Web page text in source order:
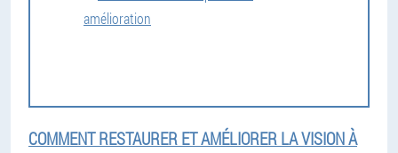
COMMENT RESTAURER ET AMÉLIORER LA VISION À